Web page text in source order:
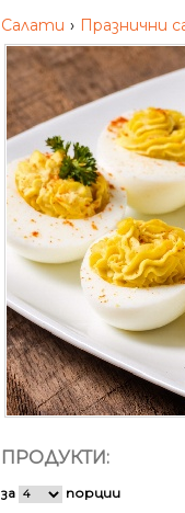
Салати › Празнични
ПРОДУКТИ:
за порции